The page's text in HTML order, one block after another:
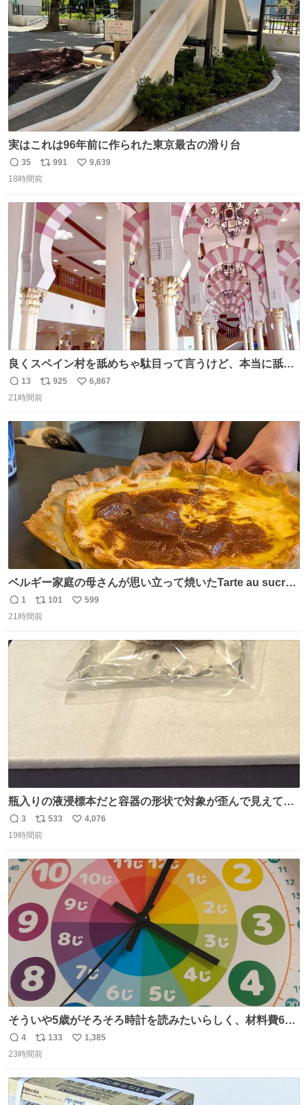
りました 続く↓
数
実はこれは96年前に作られた東京最古の滑り台
返
信
35
リ
ポ
ト
数
991
い
9,639
18時間前
良くスペイン村を舐めちゃ駄目って言うけど、本当に舐め
ちゃ行けないのはスペィン村ホテル🏛🏨 だってロビーから
中庭抜けるだけでこの有様🤩 ディズニーホテル泊まってる
ニャは益々素晴らしい場所になってる
返
信
13
リ
ポ
ト
数
925
い
数
6,867
21時間前
ベルギー家庭の母さんが思い立って焼いたTarte au sucre
は「砂糖のケーキ」。パイ生地に砂糖をたっぷり振りか
け、クリームと卵の液を注いで焼くだけ。溶けた砂糖はね
ギーのだよ」というこれ、素朴な焼菓子に見えてナポレオ
ン戦争の歴史があった。
返
信
1
リ
ポ
101
い
数
599
21時間前
瓶入りの液浸標本だと容器の形状で対象が歪んで見えてし
まうことから、なるべく歪みがない状態で観察しやすいよ
うにこのような形で保存していると前に科博の先生から教
返
信
3
リ
ポ
ト
数
533
い
数
4,076
19時間前
そういや5歳がそろそろ時計を読みたいらしく、材料費600
円で作れる知育時計作ってみた！ めっちゃ簡単！ ありがと
う先人！
返
信
4
リ
ポ
ト
数
133
い
数
1,385
23時間前